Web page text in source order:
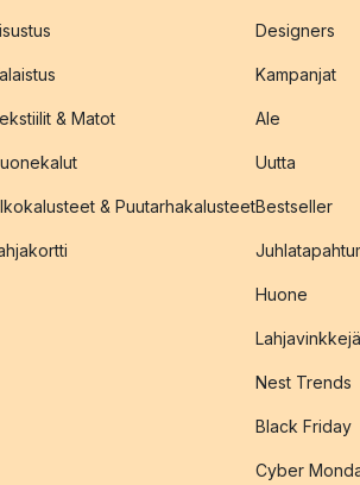
& Matot
& Puutarhakalusteet
Designers
Kampanjat
Ale
Uutta
Bestseller
Huone
Lahjavinkkejä
Nest Trends
Black Friday
Cyber